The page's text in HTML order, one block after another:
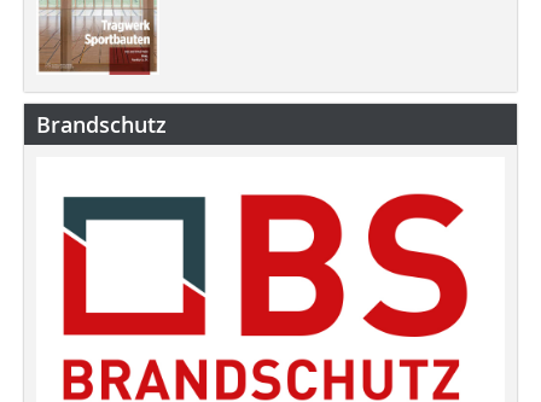
Brandschutz